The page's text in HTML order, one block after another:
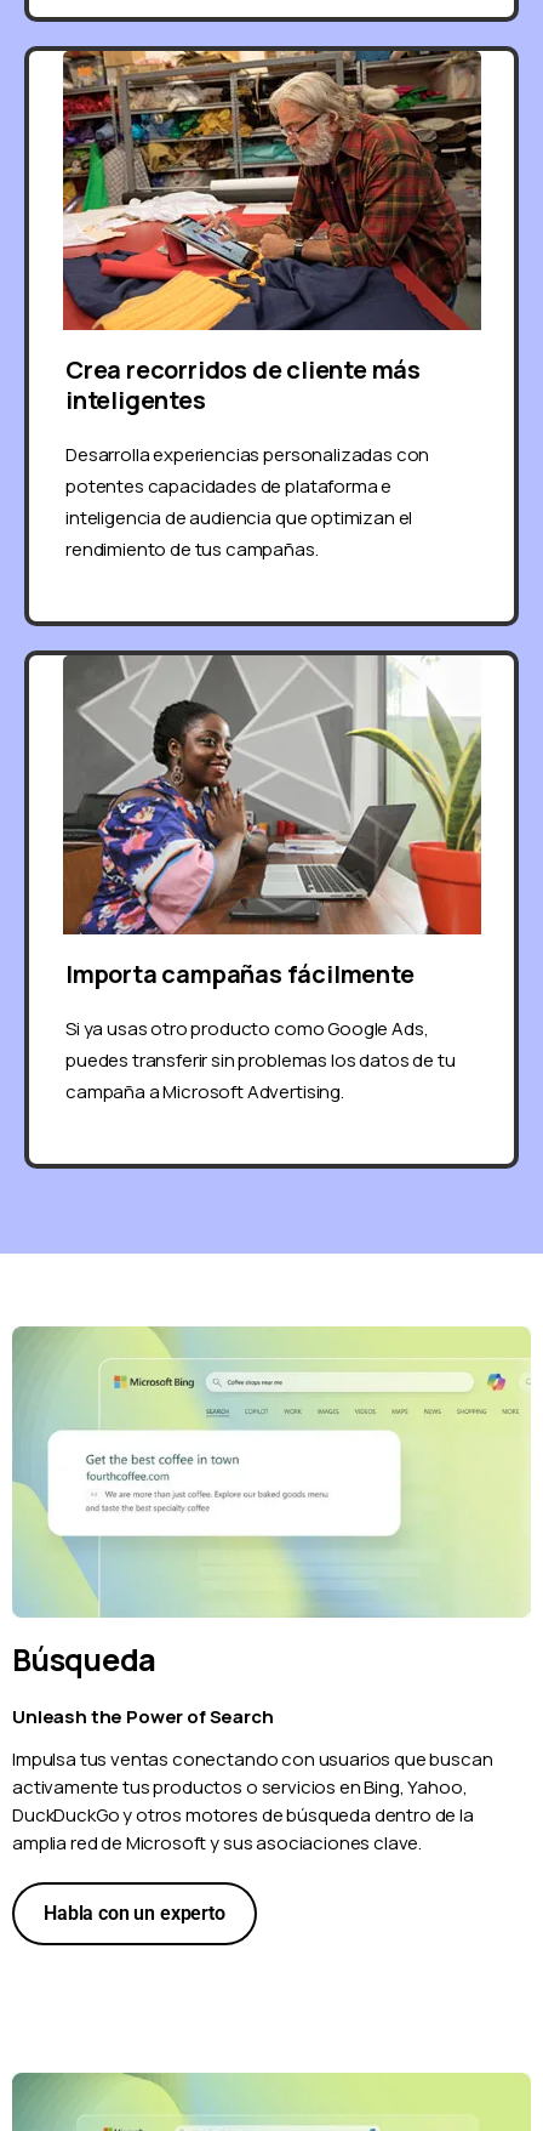
Crea recorridos de cliente más
inteligentes
Desarrolla experiencias personalizadas con
potentes capacidades de plataforma e
inteligencia de audiencia que optimizan el
rendimiento de tus campañas.
Importa campañas fácilmente
Si ya usas otro producto como Google Ads,
puedes transferir sin problemas los datos de tu
campaña a Microsoft Advertising.
Búsqueda
Unleash the Power of Search
Impulsa tus ventas conectando con usuarios que buscan
activamente tus productos o servicios en Bing, Yahoo,
DuckDuckGo y otros motores de búsqueda dentro de la
amplia red de Microsoft y sus asociaciones clave.
Habla con un experto